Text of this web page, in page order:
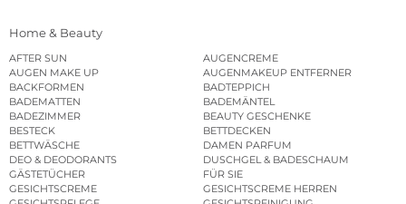
Home & Beauty
AFTER SUN
AUGENCREME
AUGEN MAKE UP
AUGENMAKEUP ENTFERNER
BACKFORMEN
BADTEPPICH
BADEMATTEN
BADEMÄNTEL
BADEZIMMER
BEAUTY GESCHENKE
BESTECK
BETTDECKEN
BETTWÄSCHE
DAMEN PARFUM
DEO & DEODORANTS
DUSCHGEL & BADESCHAUM
GÄSTETÜCHER
FÜR SIE
GESICHTSCREME
GESICHTSCREME HERREN